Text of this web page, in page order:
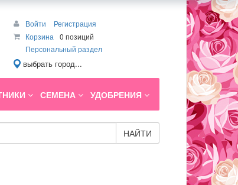
Войти
Регистрация
Корзина
0 позиций
Персональный раздел
выбрать город...
СЕМЕНА УДОБРЕНИЯ
НАЙТИ